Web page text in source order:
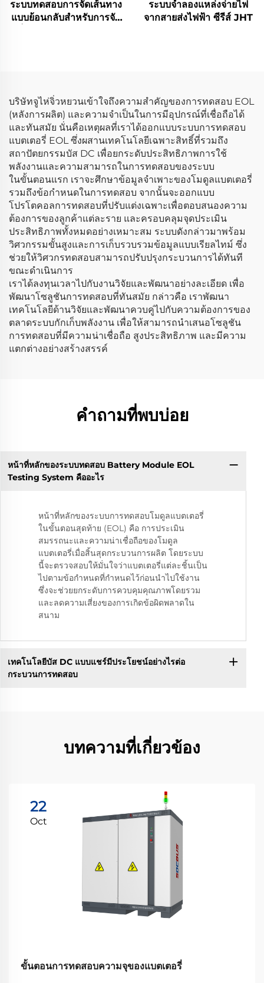
ระบบทดสอบการจัดเส้นทาง
แบบย้อนกลับสำหรับการจัด
ระบบจำลองแหล่งจ่ายไฟ
จากสายส่งไฟฟ้า ซีรีส์ JHT
บริษัทจูไห่จิ่วหยวนเข้าใจถึงความสำคัญของการทดสอบ EOL
(หลังการผลิต) และความจำเป็นในการมีอุปกรณ์ที่เชื่อถือได้
และทันสมัย นั่นคือเหตุผลที่เราได้ออกแบบระบบการทดสอบ
แบตเตอรี่ EOL ซึ่งผสานเทคโนโลยีเฉพาะสิทธิ์ที่รวมถึง
สถาปัตยกรรมบัส DC เพื่อยกระดับประสิทธิภาพการใช้
พลังงานและความสามารถในการทดสอบของระบบ
ในขั้นตอนแรก เราจะศึกษาข้อมูลจำเพาะของโมดูลแบตเตอรี่
รวมถึงข้อกำหนดในการทดสอบ จากนั้นจะออกแบบ
โปรโตคอลการทดสอบที่ปรับแต่งเฉพาะเพื่อตอบสนองความ
ต้องการของลูกค้าแต่ละราย และครอบคลุมจุดประเมิน
ประสิทธิภาพทั้งหมดอย่างเหมาะสม ระบบดังกล่าวมาพร้อม
วิศวกรรมขั้นสูงและการเก็บรวบรวมข้อมูลแบบเรียลไทม์ ซึ่ง
ช่วยให้วิศวกรทดสอบสามารถปรับปรุงกระบวนการได้ทันที
ขณะดำเนินการ
เราได้ลงทุนเวลาไปกับงานวิจัยและพัฒนาอย่างละเอียด เพื่อ
พัฒนาโซลูชันการทดสอบที่ทันสมัย กล่าวคือ เราพัฒนา
เทคโนโลยีด้านวิจัยและพัฒนาควบคู่ไปกับความต้องการของ
ตลาดระบบกักเก็บพลังงาน เพื่อให้สามารถนำเสนอโซลูชัน
การทดสอบที่มีความน่าเชื่อถือ สูงประสิทธิภาพ และมีความ
แตกต่างอย่างสร้างสรรค์
คำถามที่พบบ่อย
หน้าที่หลักของระบบทดสอบ Battery Module EOL
Testing System คืออะไร
หน้าที่หลักของระบบการทดสอบโมดูลแบตเตอรี่
ในขั้นตอนสุดท้าย (EOL) คือ การประเมิน
สมรรถนะและความน่าเชื่อถือของโมดูล
แบตเตอรี่เมื่อสิ้นสุดกระบวนการผลิต โดยระบบ
นี้จะตรวจสอบให้มั่นใจว่าแบตเตอรี่แต่ละชิ้นเป็น
ไปตามข้อกำหนดที่กำหนดไว้ก่อนนำไปใช้งาน
ซึ่งจะช่วยยกระดับการควบคุมคุณภาพโดยรวม
และลดความเสี่ยงของการเกิดข้อผิดพลาดใน
สนาม
เทคโนโลยีบัส DC แบบแชร์มีประโยชน์อย่างไรต่อ
กระบวนการทดสอบ
บทความที่เกี่ยวข้อง
22
Oct
ขั้นตอนการทดสอบความจุของแบตเตอรี่